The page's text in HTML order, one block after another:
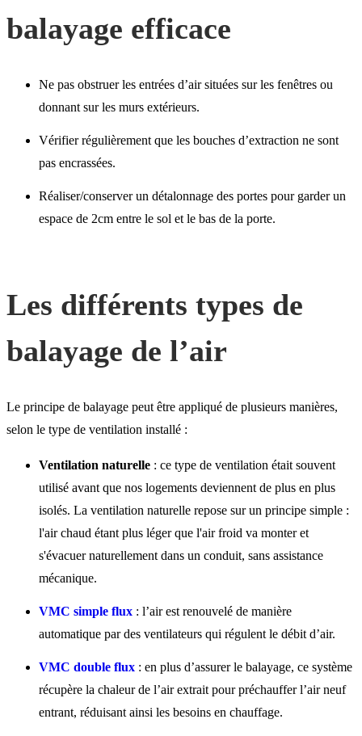
balayage efficace
Ne pas obstruer les entrées d’air situées sur les fenêtres ou
donnant sur les murs extérieurs.
Vérifier régulièrement que les bouches d’extraction ne sont
pas encrassées.
Réaliser/conserver un détalonnage des portes pour garder un
espace de 2cm entre le sol et le bas de la porte.
Les différents types de
balayage de l’air
Le principe de balayage peut être appliqué de plusieurs manières,
selon le type de ventilation installé :
Ventilation naturelle : ce type de ventilation était souvent
utilisé avant que nos logements deviennent de plus en plus
isolés. La ventilation naturelle repose sur un principe simple :
l'air chaud étant plus léger que l'air froid va monter et
s'évacuer naturellement dans un conduit, sans assistance
mécanique.
VMC simple flux : l’air est renouvelé de manière
automatique par des ventilateurs qui régulent le débit d’air.
VMC double flux : en plus d’assurer le balayage, ce système
récupère la chaleur de l’air extrait pour préchauffer l’air neuf
entrant, réduisant ainsi les besoins en chauffage.